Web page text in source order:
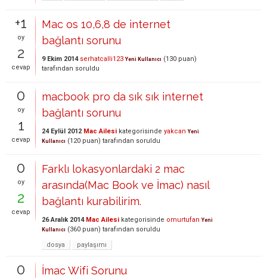
+1
oy
2
cevap
Mac os 10,6,8 de internet
bağlantı sorunu
9 Ekim 2014 serhatcalli123 Yeni Kullanıcı (130 puan)
tarafından soruldu
0
oy
1
cevap
macbook pro da sık sık internet
bağlantı sorunu
24 Eylül 2012 Mac Ailesi kategorisinde yakcan Yeni
Kullanıcı (120 puan) tarafından soruldu
0
oy
2
cevap
Farklı lokasyonlardaki 2 mac
arasında(Mac Book ve İmac) nasıl
bağlantı kurabilirim.
26 Aralık 2014 Mac Ailesi kategorisinde omurtufan Yeni
Kullanıcı (360 puan) tarafından soruldu
dosya
paylaşımı
0 İmac Wifi Sorunu